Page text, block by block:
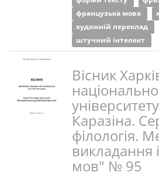
французька мова
художній переклад
штучний інтелект
Вісник
Каразіна.
філологія.
викладання
мов" № 95